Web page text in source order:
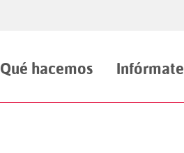
Qué hacemos Infórmate